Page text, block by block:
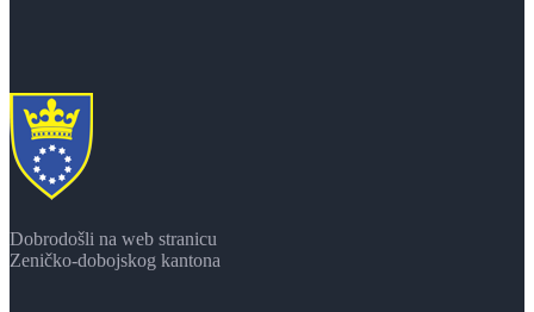
Dobrodošli na web stranicu
Zeničko-dobojskog kantona